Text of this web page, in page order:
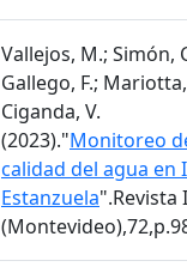
Vallejos, M.; Simón,
Gallego, F.;
Ciganda, V.
(2023)."Monitoreo
calidad del agua en
Estanzuela".Revista